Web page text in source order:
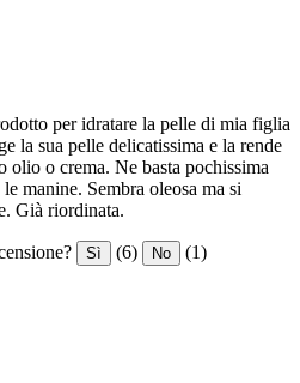
per idratare la pelle di mia figlia
la sua pelle delicatissima e la rende
olio o crema. Ne basta pochissima
manine. Sembra oleosa ma si
Già riordinata.
Sì (6) No (1)